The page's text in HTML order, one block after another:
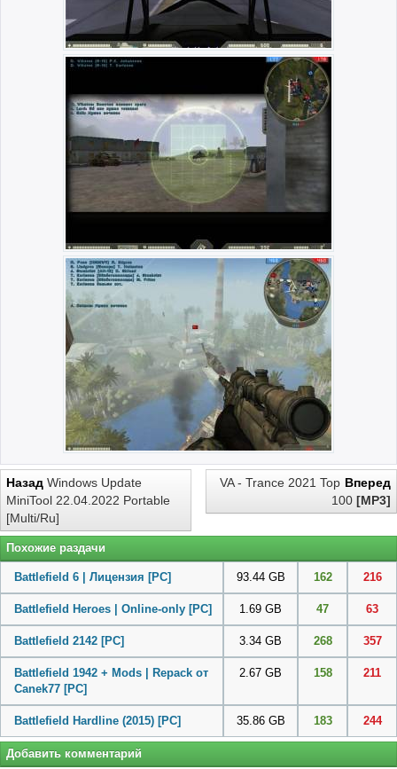
Назад Windows Update
MiniTool 22.04.2022 Portable
[Multi/Ru]
Вперед
VA - Trance 2021 Top
100 [MP3]
Похожие раздачи
Battlefield 6 | Лицензия [PC] 93.44 GB 162 216
Battlefield Heroes | Online-only [PC] 1.69 GB 47 63
Battlefield 2142 [PC] 3.34 GB 268 357
Battlefield 1942 + Mods | Repack от
Canek77 [PC]
2.67 GB 158 211
Battlefield Hardline (2015) [PC] 35.86 GB 183 244
Добавить комментарий